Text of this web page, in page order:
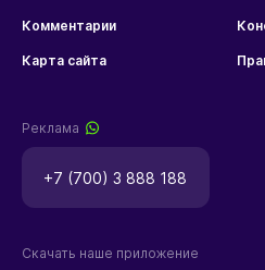
Комментарии
Карта сайта
Реклама
+7 (700) 3 888 188
Скачать наше приложение